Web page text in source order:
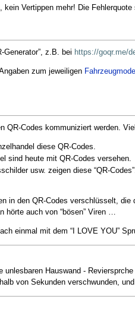
kein Vertippen mehr! Die
Generator”, z.B. bei https://goqr.me/
zum jeweiligen
QR-Codes kommuniziert werden.
diese QR-Codes.
sind heute mit QR-Codes versehen.
usw. zeigen diese “QR-Codes”.
in den QR-Codes verschlüsselt,
hörte auch von “bösen” Viren …
einmal mit dem “I LOVE YOU”
unlesbaren Hauswand -
von Sekunden verschwunden,